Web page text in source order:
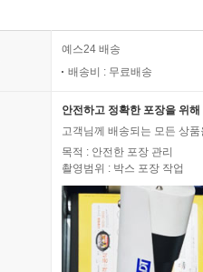
예스24 배송
배송비 : 무료배송
안전하고 정확한 포장을 위
고객님께 배송되는 모든 상
목적 : 안전한 포장 관리
촬영범위 : 박스 포장 작업